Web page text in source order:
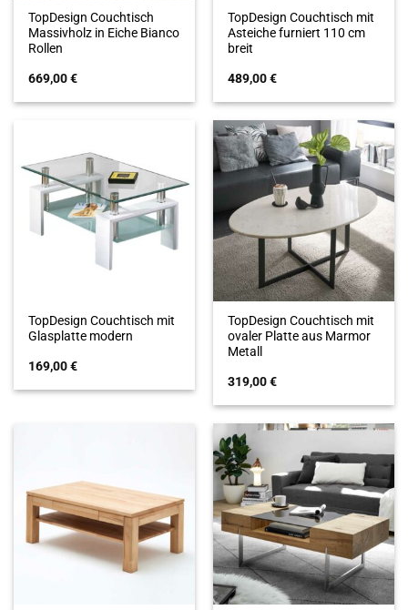
TopDesign Couchtisch
Massivholz in Eiche Bianco
Rollen
669,00€
TopDesign Couchtisch mit
Asteiche furniert 110 cm
breit
489,00€
TopDesign Couchtisch mit
Glasplatte modern
169,00€
TopDesign Couchtisch mit
ovaler Platte aus Marmor
Metall
319,00€